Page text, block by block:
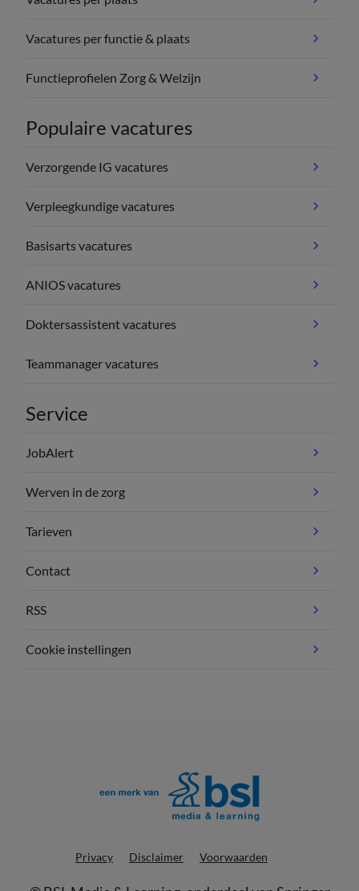
Vacatures per functie & plaats
Functieprofielen Zorg & Welzijn
Populaire vacatures
Verzorgende IG vacatures
Verpleegkundige vacatures
Basisarts vacatures
ANIOS vacatures
Doktersassistent vacatures
Teammanager vacatures
Service
JobAlert
Werven in de zorg
Tarieven
Contact
RSS
Cookie instellingen
Privacy Disclaimer Voorwaarden